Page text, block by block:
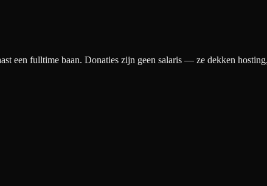
een fulltime baan. Donaties zijn geen salaris — ze dekken